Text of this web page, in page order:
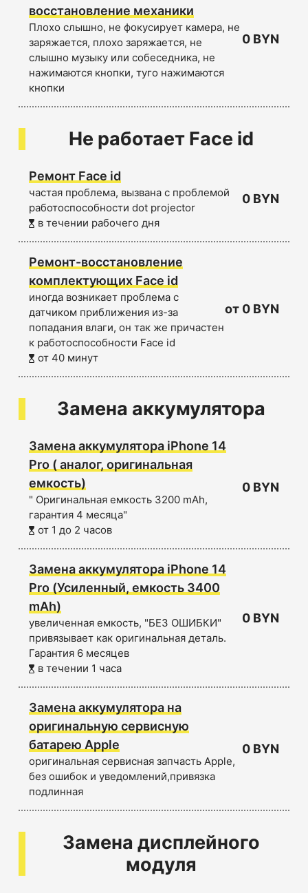
восстановление механики
Плохо слышно, не фокусирует камера, не
заряжается, плохо заряжается, не
слышно музыку или собеседника, не
нажимаются кнопки, туго нажимаются
кнопки
0 BYN
Не работает Face id
Ремонт Face id
частая проблема, вызвана с проблемой
работоспособности dot projector
в течении рабочего дня
0 BYN
Ремонт-восстановление
комплектующих Face id
иногда возникает проблема с
датчиком приближения из-за
попадания влаги, он так же причастен
к работоспособности Face id
от 40 минут
от 0 BYN
Замена аккумулятора
Замена аккумулятора iPhone 14
Pro ( аналог, оригинальная
емкость)
" Оригинальная емкость 3200 mAh,
гарантия 4 месяца"
от 1 до 2 часов
0 BYN
Замена аккумулятора iPhone 14
Pro (Усиленный, емкость 3400
mAh)
увеличенная емкость, "БЕЗ ОШИБКИ"
привязывает как оригинальная деталь.
Гарантия 6 месяцев
в течении 1 часа
0 BYN
Замена аккумулятора на
оригинальную сервисную
батарею Apple
оригинальная сервисная запчасть Apple,
без ошибок и уведомлений,привязка
подлинная
0 BYN
Замена дисплейного
модуля